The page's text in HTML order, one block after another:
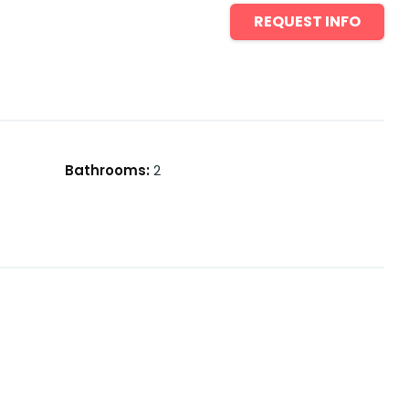
REQUEST INFO
Bathrooms:2
petita incorporada en el preu.